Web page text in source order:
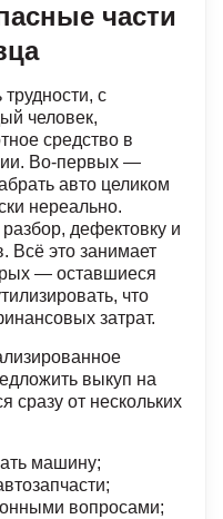
части
с
человек,
средство в
Во-первых —
авто целиком
нереально.
дефектовку и
Всё это занимает
— оставшиеся
что
затрат.
выкуп на
сразу от нескольких
машину;
вопросами;